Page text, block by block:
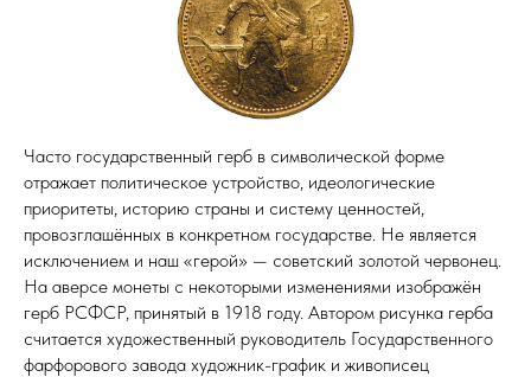
Часто государственный герб в символической форме
отражает политическое устройство, идеологические
приоритеты, историю страны и систему ценностей,
провозглашённых в конкретном государстве. Не является
исключением и наш «герой» — советский золотой червонец.
На аверсе монеты с некоторыми изменениями изображён
герб РСФСР, принятый в 1918 году. Автором рисунка герба
считается художественный руководитель Государственного
фарфорового завода художник-график и живописец